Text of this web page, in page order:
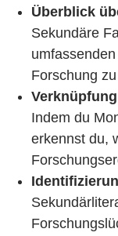
Überblick
Sekundäre
Forschung
Indem du
erkennst du,